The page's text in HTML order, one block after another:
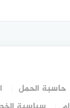
حاسبة الحمل